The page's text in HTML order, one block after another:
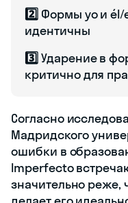
2️⃣ Формы yo и él/
идентичны
3️⃣ Ударение в
критично для
Согласно
Мадридского
ошибки в
Imperfecto
значительно реже,